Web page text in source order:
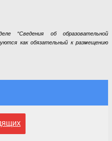
“Сведения об образовательной
как обязательный к размещению